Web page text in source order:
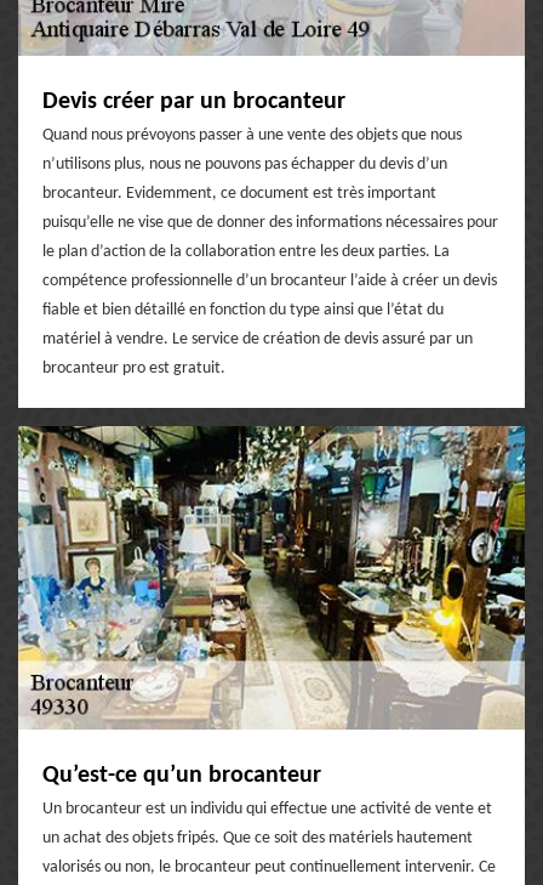
Devis créer par un brocanteur
Quand nous prévoyons passer à une vente des objets que nous
n’utilisons plus, nous ne pouvons pas échapper du devis d’un
brocanteur. Evidemment, ce document est très important
puisqu’elle ne vise que de donner des informations nécessaires pour
le plan d’action de la collaboration entre les deux parties. La
compétence professionnelle d’un brocanteur l’aide à créer un devis
fiable et bien détaillé en fonction du type ainsi que l’état du
matériel à vendre. Le service de création de devis assuré par un
brocanteur pro est gratuit.
Qu’est-ce qu’un brocanteur
Un brocanteur est un individu qui effectue une activité de vente et
un achat des objets fripés. Que ce soit des matériels hautement
valorisés ou non, le brocanteur peut continuellement intervenir. Ce